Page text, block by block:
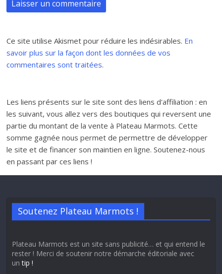
Ce site utilise Akismet pour réduire les indésirables. En
savoir plus sur la façon dont les données de vos
commentaires sont traitées.
Les liens présents sur le site sont des liens d'affiliation : en
les suivant, vous allez vers des boutiques qui reversent une
partie du montant de la vente à Plateau Marmots. Cette
somme gagnée nous permet de permettre de développer
le site et de financer son maintien en ligne. Soutenez-nous
en passant par ces liens !
Soutenez Plateau Marmots !
Plateau Marmots est un site sans publicité… et qui entend le
rester ! Merci de soutenir notre démarche éditoriale avec
untip !